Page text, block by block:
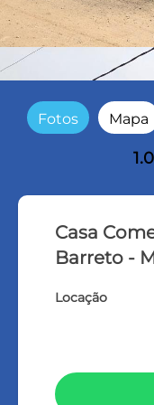
Fotos Mapa
Casa
Barreto -
Locação